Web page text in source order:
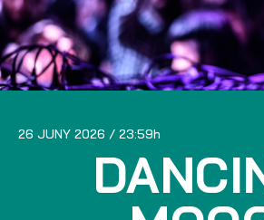
26 JUNY 2026 23:59